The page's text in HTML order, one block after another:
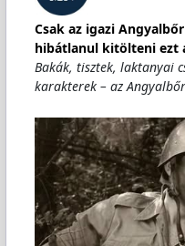
Csak az igazi
hibátlanul kitölteni ezt
Bakák, tisztek, laktanyai
karakterek – az